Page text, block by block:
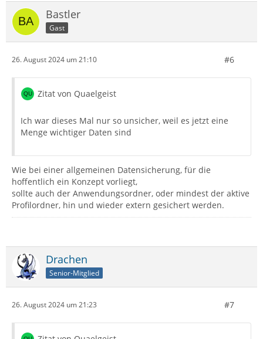
Bastler
Gast
26. August 2024 um 21:10 #6
Zitat von Quaelgeist
Ich war dieses Mal nur so unsicher, weil es jetzt eine
Menge wichtiger Daten sind
Wie bei einer allgemeinen Datensicherung, für die
hoffentlich ein Konzept vorliegt,
sollte auch der Anwendungsordner, oder mindest der aktive
Profilordner, hin und wieder extern gesichert werden.
Drachen
Senior-Mitglied
26. August 2024 um 21:23 #7